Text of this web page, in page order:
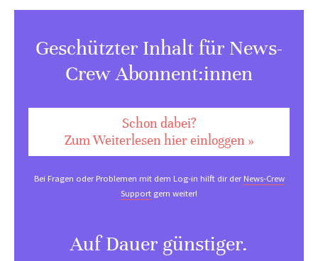
Geschützter Inhalt für News-
Crew Abonnent:innen
Schon dabei?
Zum Weiterlesen hier einloggen »
Bei Fragen oder Problemen mit dem Log-in hilft dir derNews-Crew
Support gern weiter!
Auf Dauer günstiger.